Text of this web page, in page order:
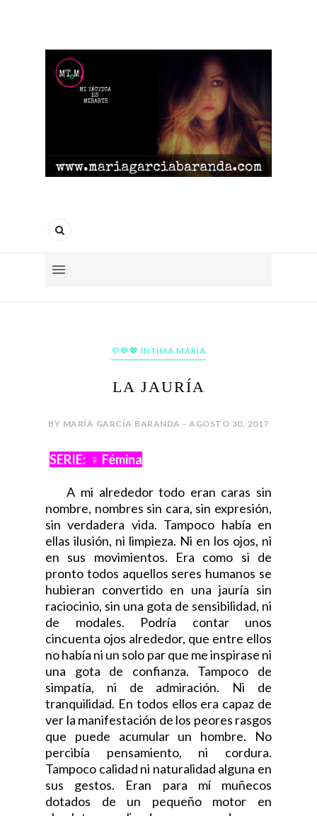
💜💙💖 ÍNTIMA MARÍA
LA JAURÍA
BY MARÍA GARCÍA BARANDA - AGOSTO 30, 2017
SERIE: ♀ Fémina
A mi alrededor todo eran caras sin
nombre, nombres sin cara, sin expresión,
sin verdadera vida. Tampoco había en
ellas ilusión, ni limpieza. Ni en los ojos, ni
en sus movimientos. Era como si de
pronto todos aquellos seres humanos se
hubieran convertido en una jauría sin
raciocinio, sin una gota de sensibilidad, ni
de modales. Podría contar unos
cincuenta ojos alrededor, que entre ellos
no había ni un solo par que me inspirase ni
una gota de confianza. Tampoco de
simpatía, ni de admiración. Ni de
tranquilidad. En todos ellos era capaz de
ver la manifestación de los peores rasgos
que puede acumular un hombre. No
percibía pensamiento, ni cordura.
Tampoco calidad ni naturalidad alguna en
sus gestos. Eran para mí muñecos
dotados de un pequeño motor en